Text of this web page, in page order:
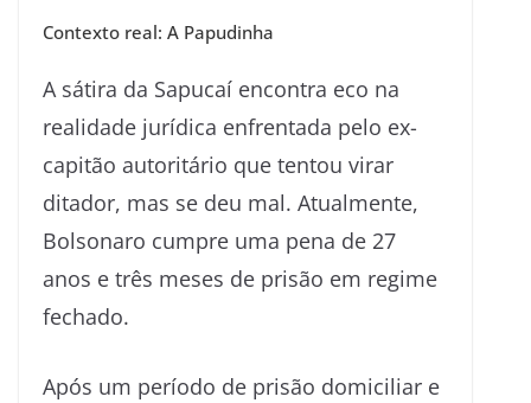
Contexto real: A Papudinha
A sátira da Sapucaí encontra eco na
realidade jurídica enfrentada pelo ex-
capitão autoritário que tentou virar
ditador, mas se deu mal. Atualmente,
Bolsonaro cumpre uma pena de 27
anos e três meses de prisão em regime
fechado.
Após um período de prisão domiciliar e